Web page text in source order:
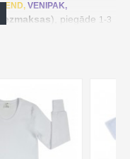
SEND, VENIPAK,
), piegāde 1-3
Udrop, LPExpress,